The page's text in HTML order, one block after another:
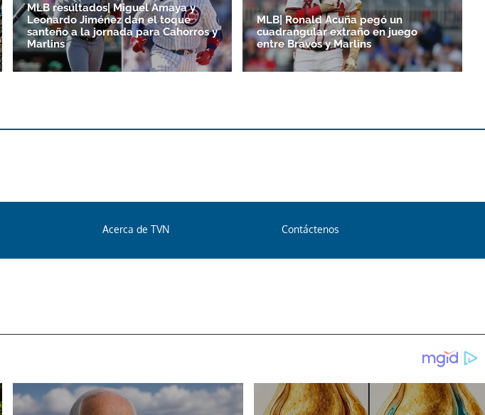
MLB resultados| Miguel Amaya y
Leonardo Jiménez dan el toque
santeño a la jornada para Cahorros y
Marlins
MLB| Ronald Acuña pegó un
cuadrangular extraño en juego
entre Bravos y Marlins
Acerca de TVN Contáctenos